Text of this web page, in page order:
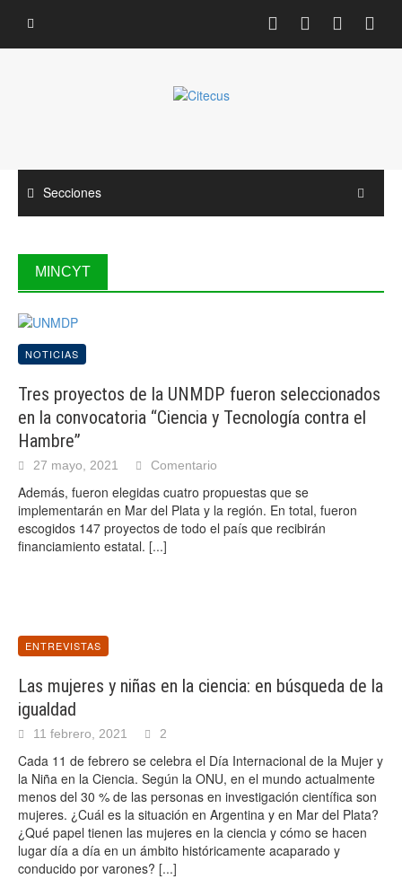
contenido
Secciones
MINCYT
NOTICIAS
Tres proyectos de la UNMDP fueron seleccionados
en la convocatoria “Ciencia y Tecnología contra el
Hambre”
27 mayo, 2021 Comentario
Además, fueron elegidas cuatro propuestas que se
implementarán en Mar del Plata y la región. En total, fueron
escogidos 147 proyectos de todo el país que recibirán
financiamiento estatal. [...]
ENTREVISTAS
Las mujeres y niñas en la ciencia: en búsqueda de la
igualdad
11 febrero, 2021 2
Cada 11 de febrero se celebra el Día Internacional de la Mujer y
la Niña en la Ciencia. Según la ONU, en el mundo actualmente
menos del 30 % de las personas en investigación científica son
mujeres. ¿Cuál es la situación en Argentina y en Mar del Plata?
¿Qué papel tienen las mujeres en la ciencia y cómo se hacen
lugar día a día en un ámbito históricamente acaparado y
conducido por varones? [...]